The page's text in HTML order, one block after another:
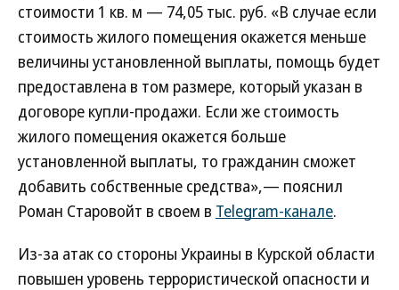
стоимости 1 кв. м — 74,05 тыс. руб. «В случае если
стоимость жилого помещения окажется меньше
величины установленной выплаты, помощь будет
предоставлена в том размере, который указан в
договоре купли-продажи. Если же стоимость
жилого помещения окажется больше
установленной выплаты, то гражданин сможет
добавить собственные средства»,— пояснил
Роман Старовойт в своем в Telegram-канале.
Из-за атак со стороны Украины в Курской области
повышен уровень террористической опасности и